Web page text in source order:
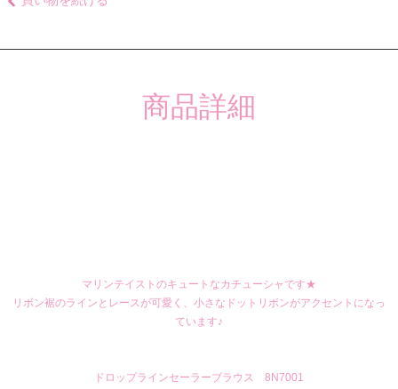
商品詳細
マリンテイストのキュートなカチューシャです★
リボン裾のラインとレースが可愛く、小さなドットリボンがアクセントになっ
ています♪
ドロップラインセーラーブラウス 8N7001